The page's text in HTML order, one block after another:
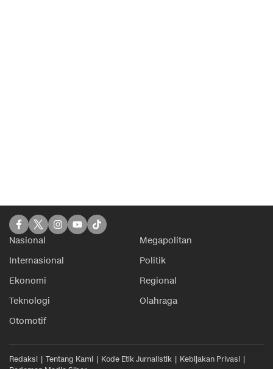
Nasional
Megapolitan
Internasional
Politik
Ekonomi
Regional
Teknologi
Olahraga
Otomotif
Redaksi Tentang Kami Kode Etik Jurnalistik
Kebijakan Privasi